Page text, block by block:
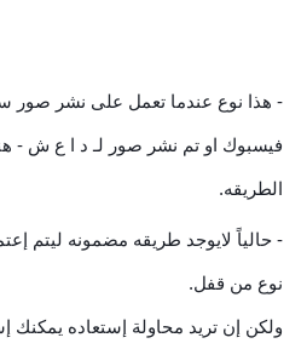
- هذا نوع عندما تعمل على نشر صور
فيسبوك او تم نشر صور لـ د ا ع ش -
الطريقه.
- حالياً لايوجد طريقه مضمونه ليتم
نوع من قفل.
ولكن إن تريد محاولة إستعاده يمكنك